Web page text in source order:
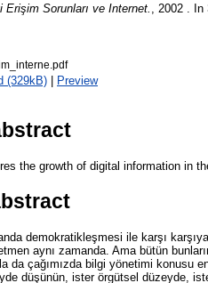
Erişim Sorunları ve Internet.
, 2002 .
(329kB) | Preview
the growth of digital information in
demokratikleşmesi ile karşı
aynı zamanda. Ama bütün
da çağımızda bilgi yönetimi
düşünün, ister örgütsel düzeyde,